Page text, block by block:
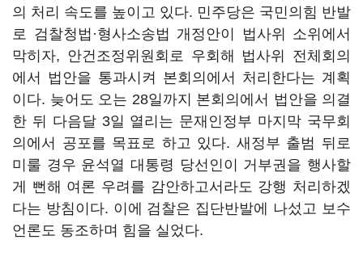
의 처리 속도를 높이고 있다. 민주당은 국민의힘 반발
로 검찰청법·형사소송법 개정안이 법사위 소위에서
막히자, 안건조정위원회로 우회해 법사위 전체회의
에서 법안을 통과시켜 본회의에서 처리한다는 계획
이다. 늦어도 오는 28일까지 본회의에서 법안을 의결
한 뒤 다음달 3일 열리는 문재인정부 마지막 국무회
의에서 공포를 목표로 하고 있다. 새정부 출범 뒤로
미룰 경우 윤석열 대통령 당선인이 거부권을 행사할
게 뻔해 여론 우려를 감안하고서라도 강행 처리하겠
다는 방침이다. 이에 검찰은 집단반발에 나섰고 보수
언론도 동조하며 힘을 실었다.